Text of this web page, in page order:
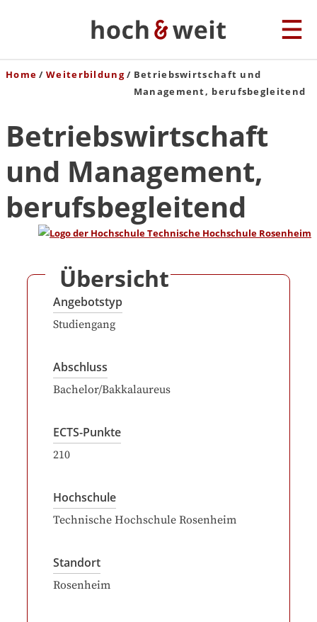
Home Weiterbildung
Betriebswirtschaft und
Management, berufsbegleitend
Betriebswirtschaft
und Management,
berufsbegleitend
Übersicht
Angebotstyp
Studiengang
Abschluss
Bachelor/Bakkalaureus
ECTS-Punkte
210
Hochschule
Technische Hochschule Rosenheim
Standort
Rosenheim